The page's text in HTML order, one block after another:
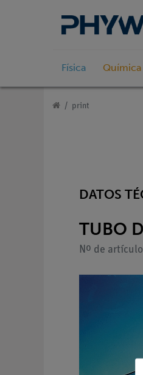
Física Química
print
DATOS
TUBO
Nº de